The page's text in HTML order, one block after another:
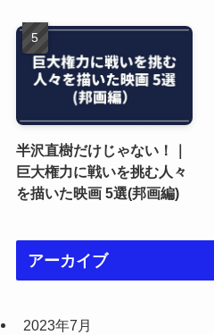
半沢直樹だけじゃない！｜
巨大権力に戦いを挑む人々
を描いた映画 5選(邦画編)
アーカイブ
2023年7月